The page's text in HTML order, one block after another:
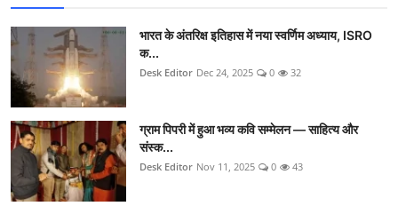
भारत के अंतरिक्ष इतिहास में नया स्वर्णिम अध्याय, ISRO
क...
Desk Editor Dec 24, 2025 0 32
ग्राम पिपरी में हुआ भव्य कवि सम्मेलन — साहित्य और
संस्क...
Desk Editor Nov 11, 2025 0 43